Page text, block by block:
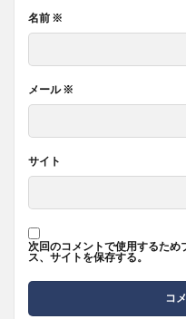
名前 ※
メール※
サイト
次回のコメントで使用するため
ス、サイトを保存する。